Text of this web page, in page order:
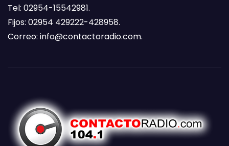
Tel: 02954-15542981.
Fijos: 02954 429222-428958.
Correo: info@contactoradio.com.